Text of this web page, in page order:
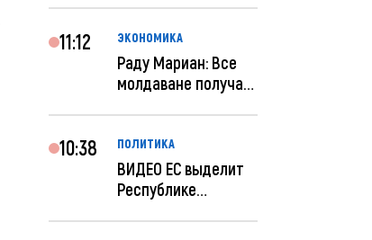
11:12 ЭКОНОМИКА
Раду Мариан: Все
молдаване получат
10:38 ПОЛИТИКА
ВИДЕО ЕС выделит
Республике